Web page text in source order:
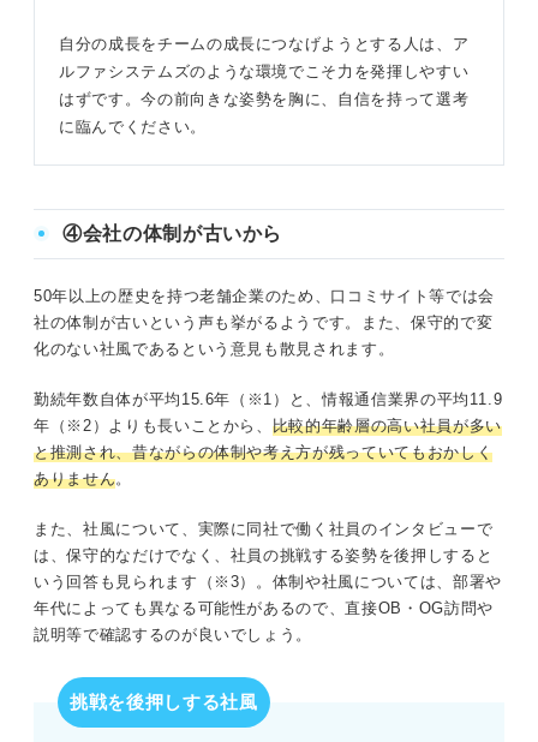
自分の成長をチームの成長につなげようとする人は、ア
ルファシステムズのような環境でこそ力を発揮しやすい
はずです。今の前向きな姿勢を胸に、自信を持って選考
に臨んでください。
④会社の体制が古いから
50年以上の歴史を持つ老舗企業のため、口コミサイト等では会
社の体制が古いという声も挙がるようです。また、保守的で変
化のない社風であるという意見も散見されます。
勤続年数自体が平均15.6年（※1）と、情報通信業界の平均11.9
年（※2）よりも長いことから、 比較的年齢層の高い社員が多い
と推測され、昔ながらの体制や考え方が残っていてもおかしく
ありません。
また、社風について、実際に同社で働く社員のインタビューで
は、保守的なだけでなく、社員の挑戦する姿勢を後押しすると
いう回答も見られます（※3）。体制や社風については、部署や
年代によっても異なる可能性があるので、直接OB・OG訪問や
説明等で確認するのが良いでしょう。
挑戦を後押しする社風